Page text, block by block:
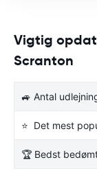
Vigtig
Scranton
🚙 Antal
⭐ Det mest
🏆 Bedst